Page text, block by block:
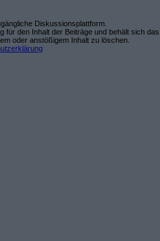
Diskussionsplattform.
für den Inhalt der Beiträge und behält sich das
oder anstößigem Inhalt zu löschen.